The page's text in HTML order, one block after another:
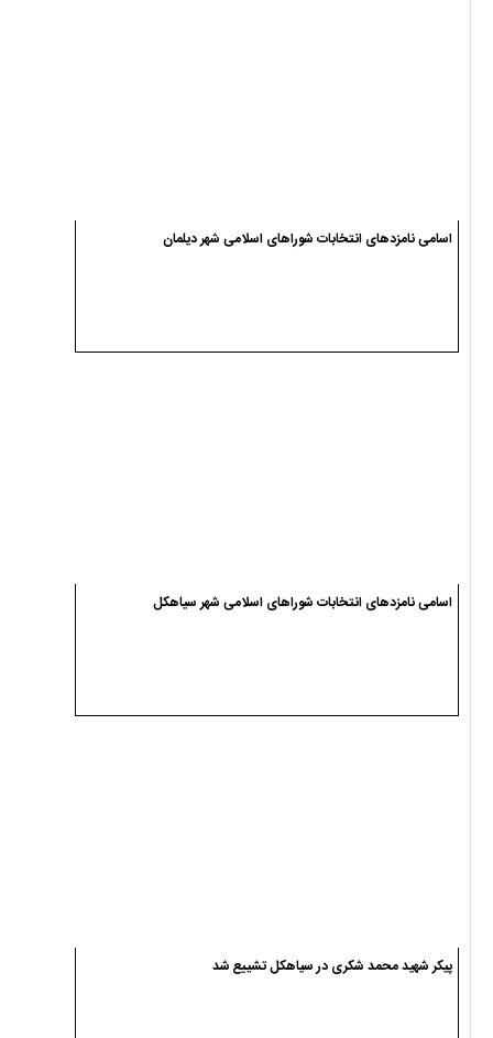
اسامی نامزدهای انتخابات شوراهای اسلامی شهر دیلمان
اسامی نامزدهای انتخابات شوراهای اسلامی شهر سیاهکل
پیکر شهید محمد شکری در سیاهکل تشییع شد